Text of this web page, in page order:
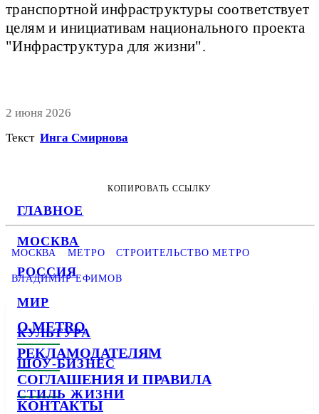
ГЛАВНОЕ
МОСКВА
РОССИЯ
МИР
КУЛЬТУРА
ШОУ-БИЗНЕС
СТИЛЬ ЖИЗНИ
транспортной инфраструктуры соответствует
целям и инициативам национального проекта
"Инфраструктура для жизни".
2 июня 2026
Текст Инга Смирнова
КОПИРОВАТЬ ССЫЛКУ
МОСКВА МЕТРО СТРОИТЕЛЬСТВО МЕТРО
ВЛАДИМИР ЕФИМОВ
О METRO
РЕКЛАМОДАТЕЛЯМ
СОГЛАШЕНИЯ И ПРАВИЛА
КОНТАКТЫ